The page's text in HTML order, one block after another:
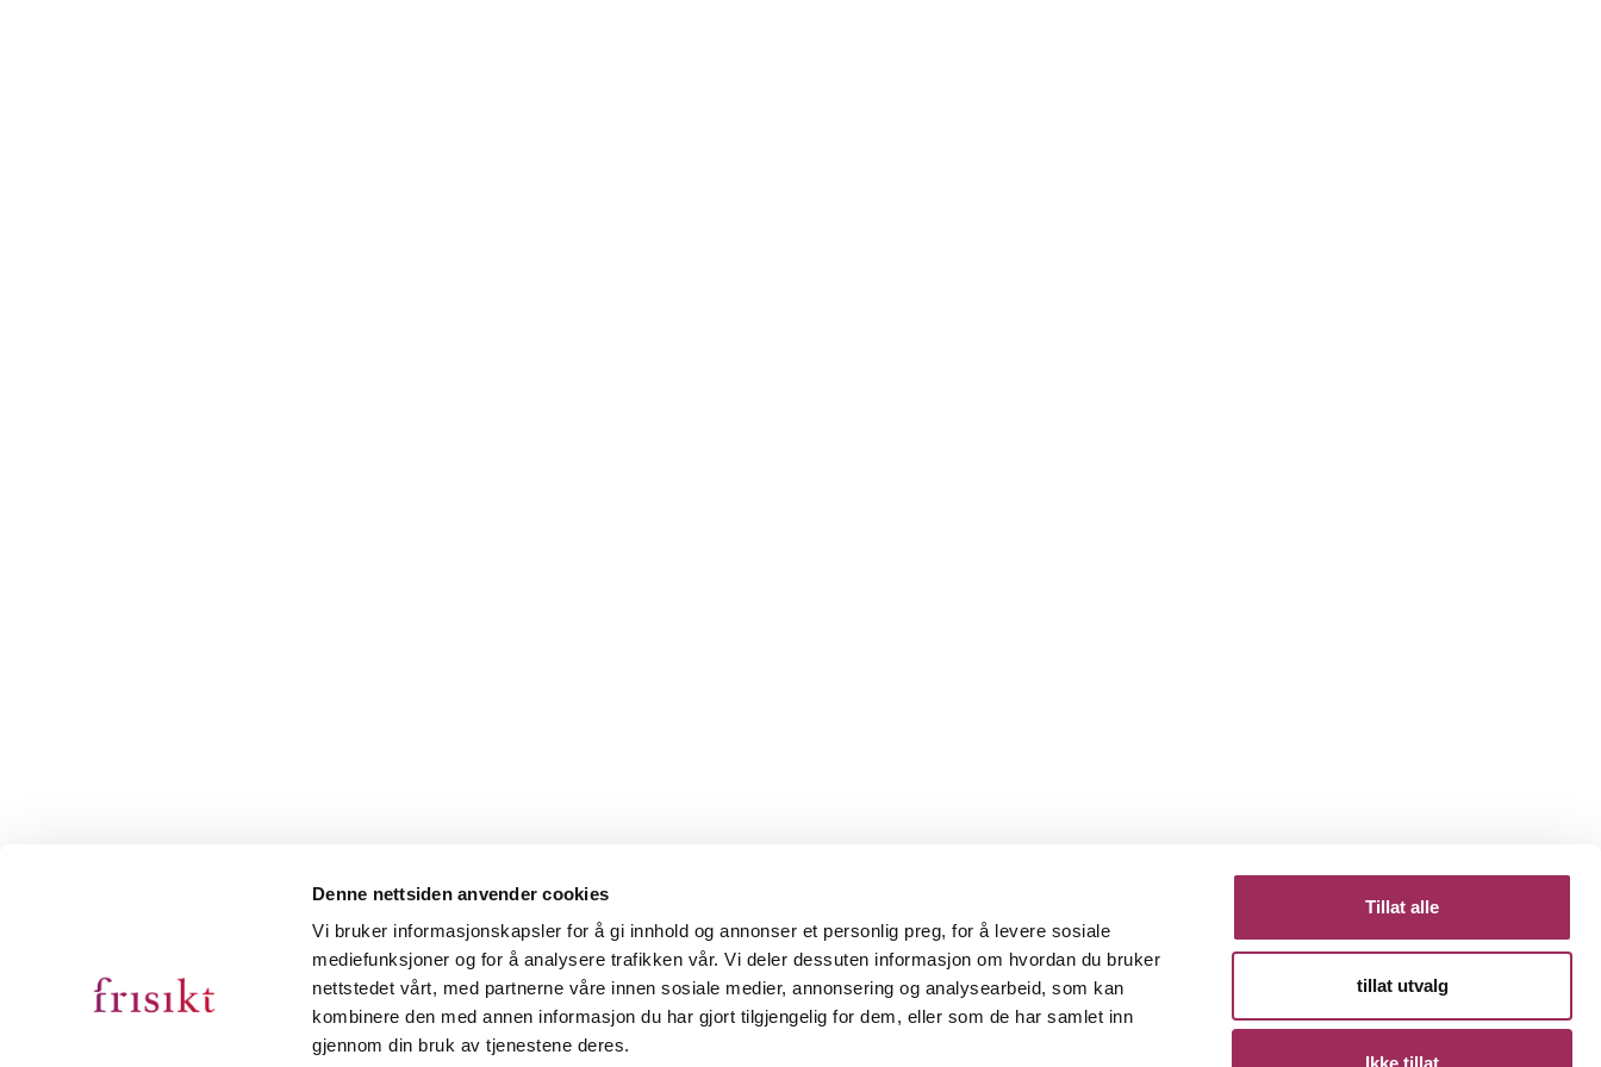
Denne nettsiden anvender cookies
Vi bruker informasjonskapsler for å gi innhold og annonser et personlig preg, for å levere sosiale
mediefunksjoner og for å analysere trafikken vår. Vi deler dessuten informasjon om hvordan du bruker
nettstedet vårt, med partnerne våre innen sosiale medier, annonsering og analysearbeid, som kan
kombinere den med annen informasjon du har gjort tilgjengelig for dem, eller som de har samlet inn
gjennom din bruk av tjenestene deres.
Tillat alle
tillat utvalg
Ikke tillat